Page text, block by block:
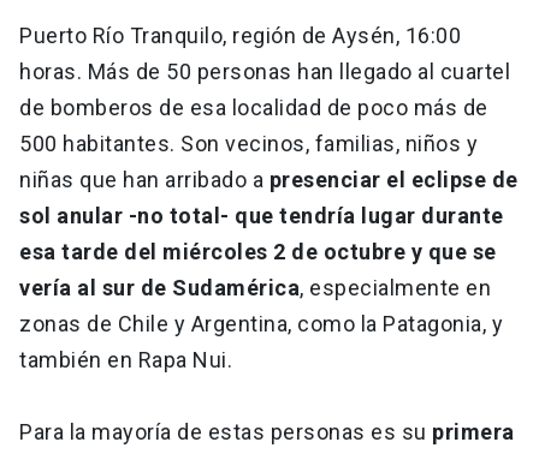
Puerto Río Tranquilo, región de Aysén, 16:00
horas. Más de 50 personas han llegado al cuartel
de bomberos de esa localidad de poco más de
500 habitantes. Son vecinos, familias, niños y
niñas que han arribado a presenciar el eclipse de
sol anular -no total- que tendría lugar durante
esa tarde del miércoles 2 de octubre y que se
vería al sur de Sudamérica, especialmente en
zonas de Chile y Argentina, como la Patagonia, y
también en Rapa Nui.
Para la mayoría de estas personas es su primera